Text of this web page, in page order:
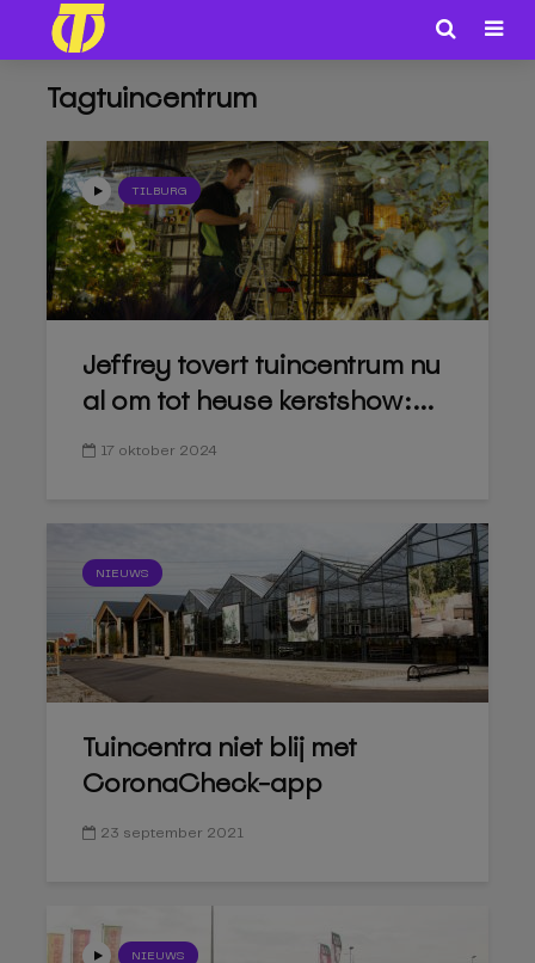
Tagtuincentrum
TILBURG
Jeffrey tovert tuincentrum nu
al om tot heuse kerstshow:...
17 oktober 2024
NIEUWS
Tuincentra niet blij met
CoronaCheck-app
23 september 2021
NIEUWS